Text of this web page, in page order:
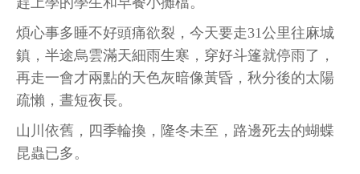
煩心事多睡不好頭痛欲裂，今天要走31公里往麻城
鎮，半途烏雲滿天細雨生寒，穿好斗篷就停雨了，
再走一會才兩點的天色灰暗像黃昏，秋分後的太陽
疏懶，晝短夜長。
山川依舊，四季輪換，隆冬未至，路邊死去的蝴蝶
昆蟲已多。